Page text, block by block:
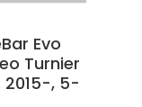
Evo
Turnier
2015-, 5-